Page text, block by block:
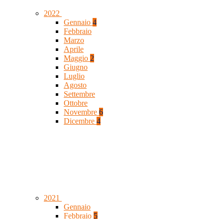
2022
Gennaio 4
Febbraio
Marzo
Aprile
Maggio 2
Giugno
Luglio
Agosto
Settembre
Ottobre
Novembre 6
Dicembre 4
2021
Gennaio
Febbraio 5